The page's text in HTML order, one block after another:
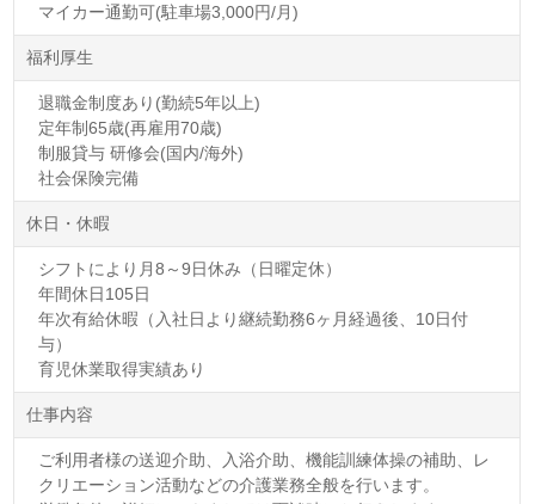
マイカー通勤可(駐車場3,000円/月)
福利厚生
退職金制度あり(勤続5年以上)
定年制65歳(再雇用70歳)
制服貸与 研修会(国内/海外)
社会保険完備
休日・休暇
シフトにより月8～9日休み（日曜定休）
年間休日105日
年次有給休暇（入社日より継続勤務6ヶ月経過後、10日付
与）
育児休業取得実績あり
仕事内容
ご利用者様の送迎介助、入浴介助、機能訓練体操の補助、レ
クリエーション活動などの介護業務全般を行います。